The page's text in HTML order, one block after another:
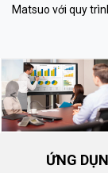
Matsuo với quy
nghiệp.
<
ỨNG